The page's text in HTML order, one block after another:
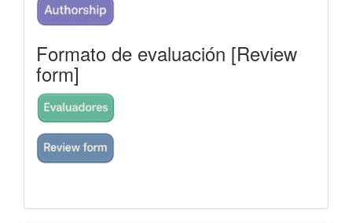
Formato de evaluación [Review
form]